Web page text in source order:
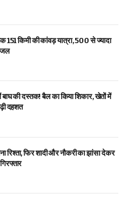
किमी की कांवड़ यात्रा, 500 से ज्यादा
जल
की दस्तक! बैल का किया शिकार, खेतों में
दहशत
रिश्ता, फिर शादी और नौकरी का झांसा देकर